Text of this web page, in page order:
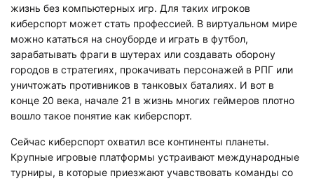
жизнь без компьютерных игр. Для таких игроков
киберспорт может стать профессией. В виртуальном мире
можно кататься на сноуборде и играть в футбол,
зарабатывать фраги в шутерах или создавать оборону
городов в стратегиях, прокачивать персонажей в РПГ или
уничтожать противников в танковых баталиях. И вот в
конце 20 века, начале 21 в жизнь многих геймеров плотно
вошло такое понятие как киберспорт.
Сейчас киберспорт охватил все континенты планеты.
Крупные игровые платформы устраивают международные
турниры, в которые приезжают учавствовать команды со